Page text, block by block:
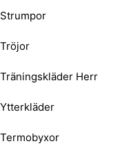
Strumpor
Tröjor
Träningskläder Herr
Ytterkläder
Termobyxor